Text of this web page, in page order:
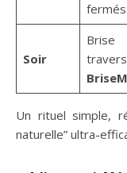
fermés
Soir
Brise
Un rituel simple,
naturelle” ultra-